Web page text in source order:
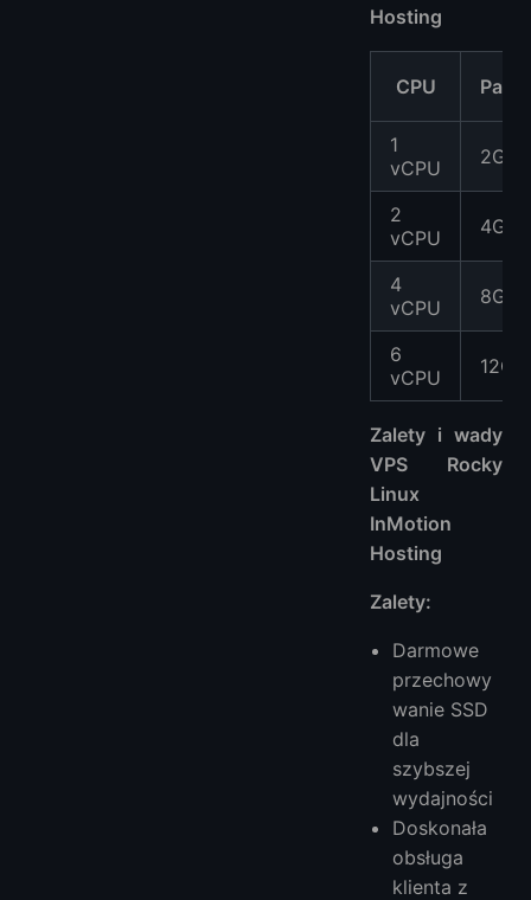
Hosting
CPU
1
vCPU
2GB
2
vCPU
4GB
4
vCPU
8GB
6
vCPU
12GB
Zalety i wady
VPS Rocky
Linux
InMotion
Hosting
Zalety:
Darmowe
przechowy
wanie SSD
dla
szybszej
wydajności
Doskonała
obsługa
klienta z